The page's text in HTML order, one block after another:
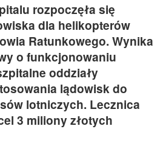
rozpoczęła się
dla helikopterów
Ratunkowego. Wynika
o funkcjonowaniu
oddziały
lądowisk do
lotniczych. Lecznica
3 miliony złotych